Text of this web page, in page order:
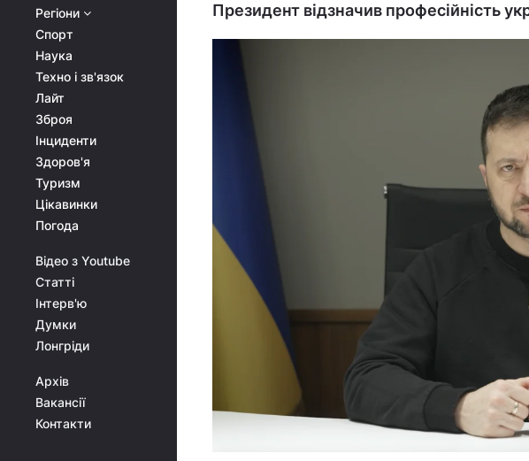
Регіони
Спорт
Наука
Техно і зв'язок
Лайт
Зброя
Інциденти
Здоров'я
Туризм
Цікавинки
Погода
Відео з Youtube
Статті
Інтерв'ю
Думки
Лонгріди
Архів
Вакансії
Контакти
Президент відзначив професійність